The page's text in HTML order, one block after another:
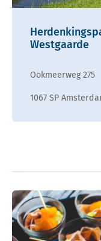
Westgaarde
Ookmeerweg 275
1067 SP